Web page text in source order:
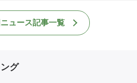
ュース記事一覧
グ